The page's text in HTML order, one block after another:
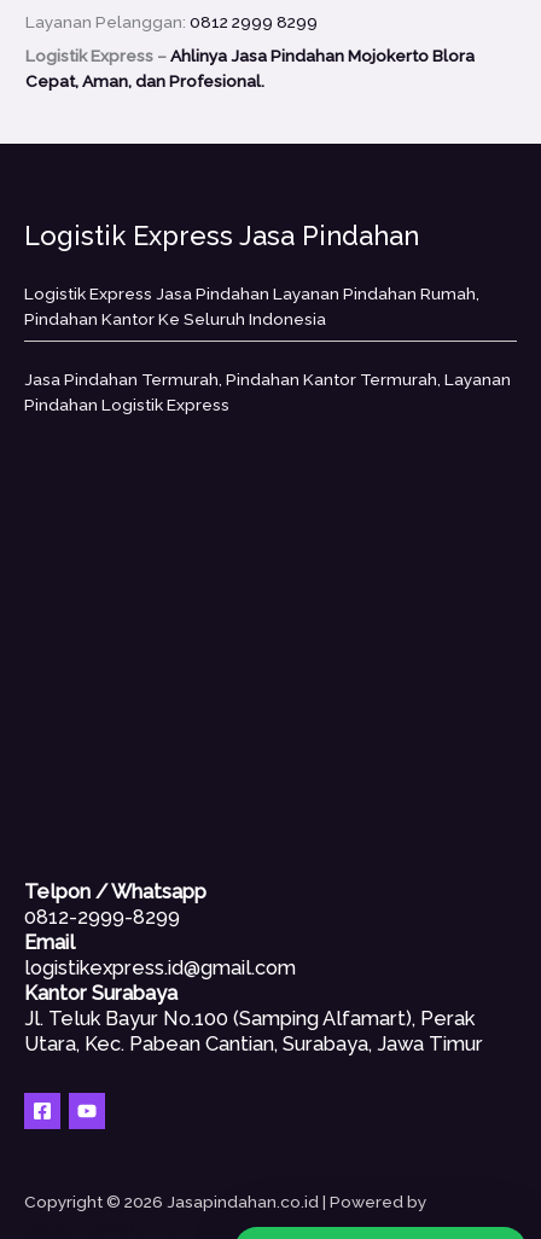
Layanan Pelanggan:0812 2999 8299
Logistik Express –Ahlinya Jasa Pindahan Mojokerto Blora
Cepat, Aman, dan Profesional.
Logistik Express Jasa Pindahan
Logistik Express Jasa Pindahan Layanan Pindahan Rumah,
Pindahan Kantor Ke Seluruh Indonesia
Jasa Pindahan Termurah, Pindahan Kantor Termurah, Layanan
Pindahan Logistik Express
Telpon / Whatsapp
0812-2999-8299
Email
logistikexpress.id@gmail.com
Kantor Surabaya
Jl. Teluk Bayur No.100 (Samping Alfamart), Perak
Utara, Kec. Pabean Cantian, Surabaya, Jawa Timur
Copyright © 2026 Jasapindahan.co.id | Powered by